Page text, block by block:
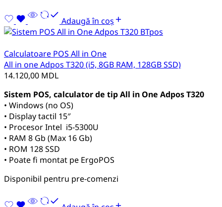
Adaugă în coș
Calculatoare POS All in One
All in one Adpos T320 (i5, 8GB RAM, 128GB SSD)
14.120,00 MDL
Sistem POS, calculator de tip All in One Adpos T320
• Windows (no OS)
• Display tactil 15″
• Procesor Intel i5-5300U
• RAM 8 Gb (Max 16 Gb)
• ROM 128 SSD
• Poate fi montat pe ErgoPOS
Disponibil pentru pre-comenzi